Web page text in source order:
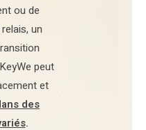
ou de
, un
KeyWe peut
et
des
.